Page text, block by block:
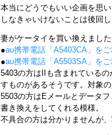
本当にどうでもいい企画を思い
しなきゃいけないことは後回し
妻がケータイを買い換えまし
●au携帯電話「A5403CA」を
●au携帯電話「A5503SA」を
5403の方はIIも含まれている
すものがあるそうです。対象
5503の方はEメールとデータ
書き換えをしてくれる模様。
不具合の方は分かりませんが